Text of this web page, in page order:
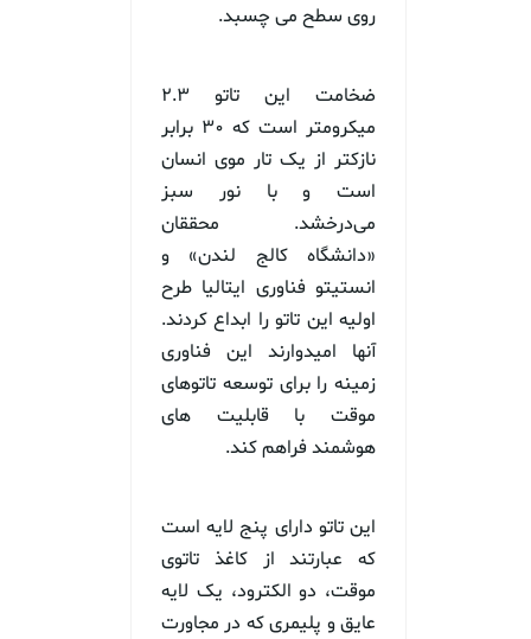
روی سطح می چسبد.
ضخامت این تاتو ۲.۳
میکرومتر است که ۳۰ برابر
نازکتر از یک تار موی انسان
است و با نور سبز
می‌درخشد. محققان
«دانشگاه کالج لندن» و
انستیتو فناوری ایتالیا طرح
اولیه این تاتو را ابداع کردند.
آنها امیدوارند این فناوری
زمینه را برای توسعه تاتوهای
موقت با قابلیت ‌های
هوشمند فراهم کند.
این تاتو دارای پنج لایه است
که عبارتند از کاغذ تاتوی
موقت، دو الکترود، یک لایه
عایق و پلیمری که در مجاورت